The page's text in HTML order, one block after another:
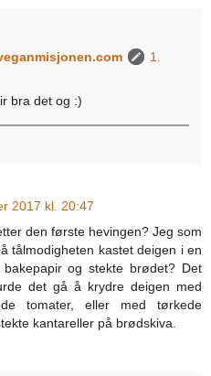
1.
bra det og :)
2017 kl. 20:47
den første hevingen? Jeg som
tålmodigheten kastet deigen i en
og stekte brødet? Det
det gå å krydre deigen med
tomater, eller med tørkede
kantareller på brødskiva.